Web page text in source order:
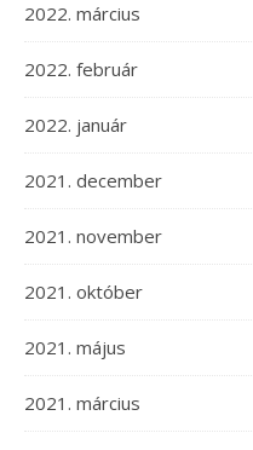
2022. március
2022. február
2022. január
2021. december
2021. november
2021. október
2021. május
2021. március